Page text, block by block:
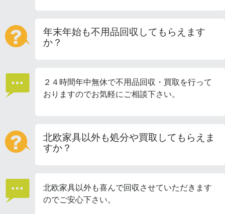
年末年始も不用品回収してもらえます
か？
２４時間年中無休で不用品回収・買取を行って
おりますのでお気軽にご相談下さい。
北欧家具以外も処分や買取してもらえま
すか？
北欧家具以外も喜んで回収させていただきます
のでご安心下さい。